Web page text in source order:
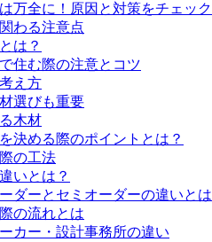
万全に！原因と対策をチェック
わる注意点
は？
住む際の注意とコツ
え方
選びも重要
木材
決める際のポイントとは？
の工法
いとは？
ダーとセミオーダーの違いとは
の流れとは
カー・設計事務所の違い